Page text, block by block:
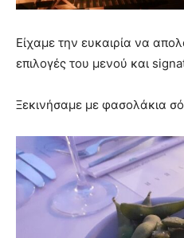
Είχαμε την ευκαιρία να
επιλογές του μενού και
Ξεκινήσαμε με φασολάκια